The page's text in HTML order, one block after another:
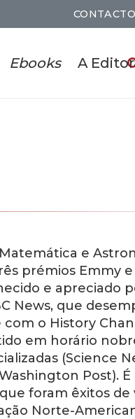
Ebooks A
e
prémios Emmy
e apreciado
News, que
o History
em horário
(Science
Post).
foram êxitos de
Norte-